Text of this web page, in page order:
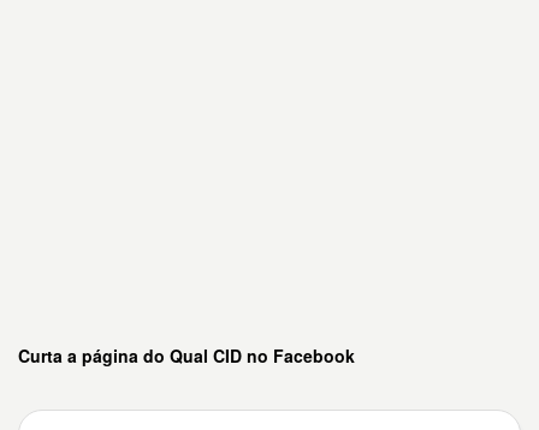
Curta a página do Qual CID no Facebook